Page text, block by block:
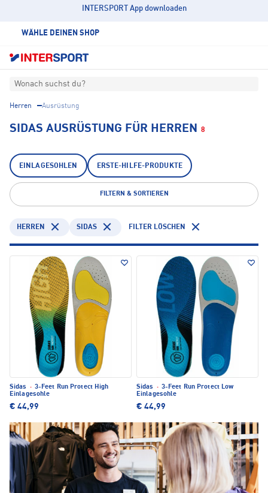
INTERSPORT App downloaden
WÄHLE DEINEN SHOP
Wonach suchst du?
Herren Ausrüstung
SIDAS AUSRÜSTUNG FÜR HERREN 8
EINLAGESOHLEN ERSTE-HILFE-PRODUKTE
FILTERN & SORTIEREN
HERREN SIDAS FILTER LÖSCHEN
Sidas · 3-Feet Run Protect High
Einlagesohle
€ 44,99
Sidas · 3-Feet Run Protect Low
Einlagesohle
€ 44,99